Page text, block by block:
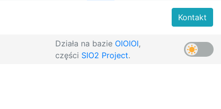
Działa na bazie OIOIOI,
części SIO2 Project.
Kontakt